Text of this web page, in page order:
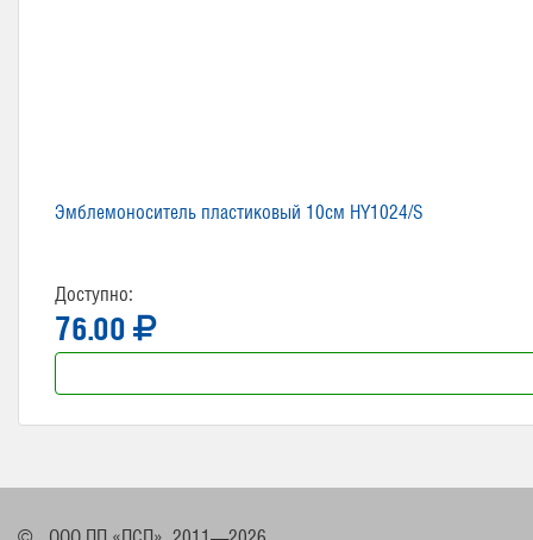
Эмблемоноситель пластиковый 10см HY1024/S
Доступно:
76.00